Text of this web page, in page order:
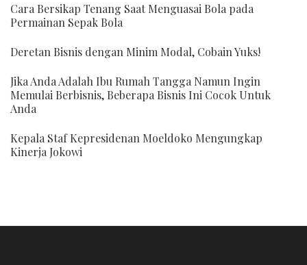
Cara Bersikap Tenang Saat Menguasai Bola pada
Permainan Sepak Bola
Deretan Bisnis dengan Minim Modal, Cobain Yuks!
Jika Anda Adalah Ibu Rumah Tangga Namun Ingin
Memulai Berbisnis, Beberapa Bisnis Ini Cocok Untuk
Anda
Kepala Staf Kepresidenan Moeldoko Mengungkap
Kinerja Jokowi